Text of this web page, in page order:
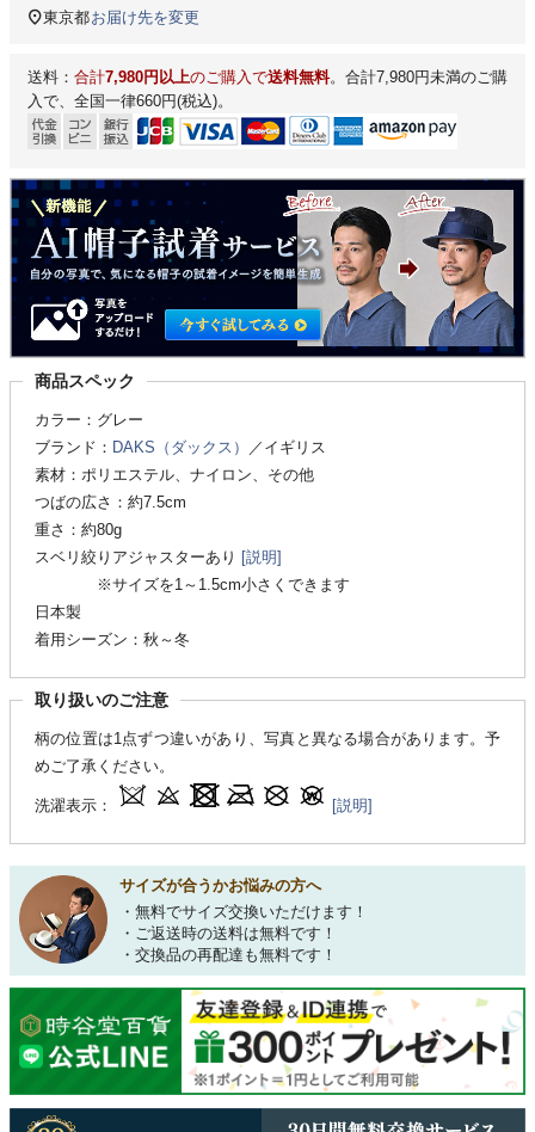
東京都お届け先を変更
送料： 合計7,980円以上のご購入で送料無料。合計7,980円未満のご購
入で、全国一律660円(税込)。
商品スペック
カラー：グレー
ブランド： DAKS（ダックス）
／イギリス
素材：ポリエステル、ナイロン、その他
つばの広さ：約7.5cm
重さ：約80g
スベリ絞りアジャスターあり [説明]
※サイズを1～1.5cm小さくできます
日本製
着用シーズン：秋～冬
取り扱いのご注意
柄の位置は1点ずつ違いがあり、写真と異なる場合があります。予
めご了承ください。
洗濯表示： [説明]
サイズが合うかお悩みの方へ
・無料でサイズ交換いただけます！
・ご返送時の送料は無料です！
・交換品の再配達も無料です！